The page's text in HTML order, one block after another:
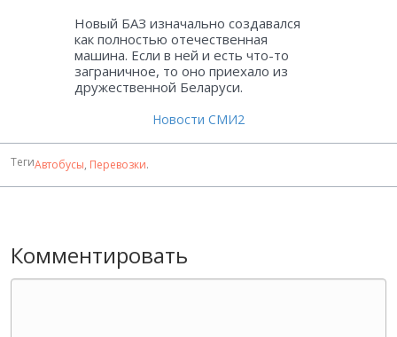
Новый БАЗ изначально создавался
как полностью отечественная
машина. Если в ней и есть что-то
заграничное, то оно приехало из
дружественной Беларуси.
Новости СМИ2
ТегиАвтобусы, Перевозки.
Комментировать